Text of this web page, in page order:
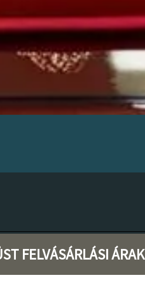
FELVÁSÁRLÁSI ÁRAK